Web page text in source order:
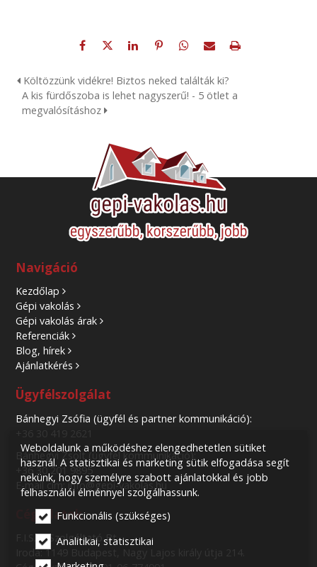
Költözzünk vidékre! Biztos neked találták ki?
A kis fürdőszoba is lehet nagyszerű! - 5 ötlet a
megvalósításhoz
Navigáció
Kezdőlap
Gépi vakolás
Gépi vakolás árak
Referenciák
Blog, hírek
Ajánlatkérés
Ügyfélszolgálat
Bánhegyi Zsófia (ügyfél és partner kommunikáció):
Bánhegyi Zsolt (ügyfél kommunikáció):
+36 30 201 9895
E-mail cím: info@gepi-vakolas.hu
Cégadatok
F.I.S.H. Szolgáltató Bt.
Iroda: 1149 Budapest, Nagy Lajos király útja 214.
Weboldalunk a működéshez elengedhetetlen sütiket
használ. A statisztikai és marketing sütik elfogadása segít
nekünk, hogy személyre szabott ajánlatokkal és jobb
felhasználói élménnyel szolgálhassunk.
Funkcionális (szükséges)
Analitikai, statisztikai